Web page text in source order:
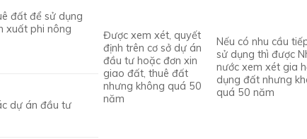
Được xem xét, quyết
định trên cơ sở dự án
đầu tư hoặc đơn xin
giao đất, thuê đất
nhưng không quá 50
năm
Nếu có nhu cầu
sử dụng thì được
nước xem xét gia
dụng đất nhưng
quá 50 năm
đất để sử dụng
xuất phi nông
dự án đầu tư